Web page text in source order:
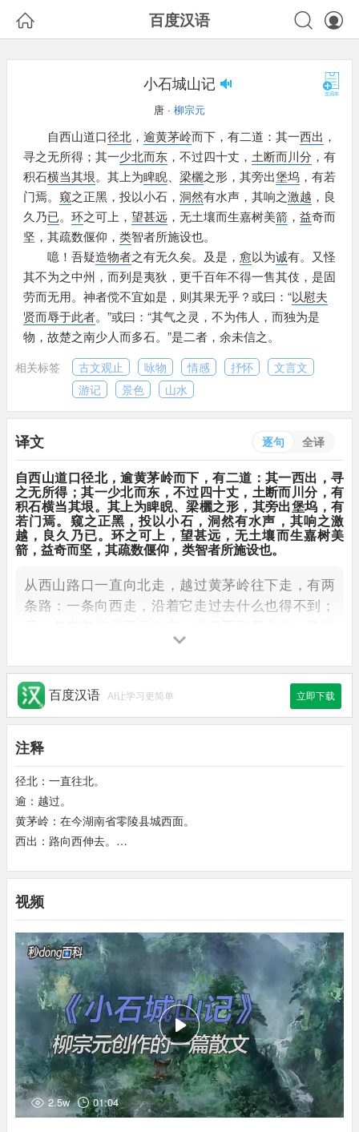
 百度汉语 

小石城山记
唐 · 柳宗元
自西山道口径北 ， 逾黄茅岭而下， 有二道： 其一西出 ，
寻之无所得； 其一少北而东 ， 不过四十丈， 土断而川分 ， 有
积石横当其垠。 其上为睥睨 梁欐之形， 其旁出堡坞 ， 有若
门焉。 窥之正黑， 投以小石， 洞然有水声， 其响之激越 ， 良
久乃已。 环之可上， 望甚远 ， 无土壤而生嘉树美箭 ， 益奇而
坚， 其疏数偃仰， 类智者所施设也。
噫！ 吾疑造物者之有无久矣。 及是， 愈以为诚有。 又怪
其不为之中州， 而列是夷狄， 更千百年不得一售其伎， 是固
劳而无用。 神者傥不宜如是， 则其果无乎？或曰： “以慰夫
贤而辱于此者。”或曰： “其气之灵， 不为伟人， 而独为是
物， 故楚之南少人而多石。”是二者， 余未信之。
相关标签 古文观止 咏物 情感 抒怀
文言文
游记
景色 山水
译文 逐句 全译
自西山道口径北，逾黄茅岭而下，有二道： 其一西出 ，寻
之无所得； 其一少北而东 ，不过四十丈， 土断而川分，有
积石横当其垠。 其上为睥睨、梁欐之形， 其旁出堡坞 ，有
若门焉。 窥之正黑，投以小石， 洞然有水声， 其响之激
越 ， 良久乃已。 环之可上， 望甚远 ，无土壤而生嘉树美
箭 ， 益奇而坚， 其疏数偃仰， 类智者所施设也。
从西山路口一直向北走， 越过黄茅岭往下走，有两
条路： 一条向西走， 沿着它走过去什么也得不到；
有积石横挡在这条路的尽头。
石山顶部天然生成矮墙栋梁的形状，旁边又凸出一
块好像堡垒， 有一个像门的洞。
从洞往里探望一片
漆黑，
咚地一下有水响声，那
声音很洪亮，好久才消失。石山可以盘绕着登到山
顶，
的树木和竹子，而且更显得形状奇特质地坚硬。竹
木分布疏密有致、高低参差，
意布置的。
噫！ 吾疑造物者之有无久矣。
劳而无用。神者傥不宜如是，则其果无乎？或曰：“以慰夫
贤而辱于此者
物，故楚之南少人而多石。”
唉！我怀疑造物者的有无已很久了， 到了这儿更以
为造物者确实是有的。
但又奇怪他不把这小石城山
安放到人烟辐辏的中原地区去，却把它摆在这荒僻
遥远的蛮夷之地，即使经过千百年也没有一次可以
显示自己奇异景色的机会，这简直是白耗力气而毫
无用处，神灵的造物者似乎不会这样做的。那么造
物者果真没有的吧？也有人说：“造物者之所以这样
安排是用这佳胜景色来安慰那些被贬逐在此地的贤
人的。”也有人说：“这地方山川钟灵之气不孕育伟
百度汉语 AI让学习更简单 立即下载
注释
径北：一直往北。
逾：越过。
黄茅岭：在今湖南省零陵县城西面。
西出：路向西伸去。
土断而川分：土路中断，出现分流的河水。
横当其垠：横着挡在路的尽头。
睥睨：城墙上如齿状的矮墙。
梁欐：栋梁，这里指架支着的梁栋。欐，栋，正梁。
堡坞：小城堡，此处是指由山石天然形成的。因此作者称其小石城
山。
窥：注意，留心。
洞然：深深的样子。
激越：声音高亢清远。
已：停止。
环：绕道而行。
望甚远：望之甚远的意思。
箭：指竹子。
视频
2.5w 01:04